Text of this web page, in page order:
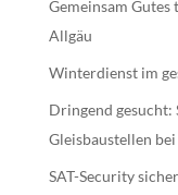
Gemeinsam Gutes
Allgäu
Winterdienst im
Dringend gesucht:
Gleisbaustellen
SAT-Security